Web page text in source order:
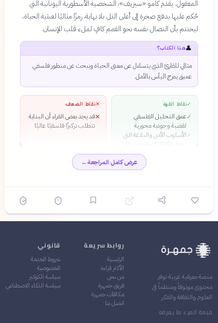
المعقول. يقدم كامو «سيزيف»، الشخصية الأسطورية اليونانية التي
حُكم عليها بدفع صخرة إلى أعلى التل بلا نهاية، رمزًا مثاليًا لعبثية الحياة،
ليختتم بأن النضال نفسه نحو القمم كافٍ لملء قلب الإنسان.
👤هذا الكتاب؟
مثالي للقارئ الذي يتساءل عن معنى الحياة ويبحث عن منظور فلسفي
عميق يمزج اليأس بالأمل.
✓نقاط القوة
✓عمق التحليل الفلسفي
لقضية وجودية محورية
✓الأسلوب الأدبي والبلاغة التي
تجعل الأفكار المعقدة سهلة
القدرة على إلهام القارئ
للتفكير في قيمة الوجود رغم
الفكر الفلسفي والأدبي
✕نقاط الضعف
✕قد يجد بعض القراء أن البداية
تتطلب تركيزًا فلسفيًا عاليًا
عرض كامل المراجعة←
منصة معرفية عربية توفر
محتوى موثوقاً ومنظماً في
العلوم والثقافة والفكر
قيمة المرء ما يعرفه
روابط سريعة
الرئيسية
الأكثر قراءة
من نحن
فريق جمهرة
مكافآت جمهرة
اتصل بنا
قانوني
شروط الخدمة
الخصوصية
سياسة الكوكيز
سياسة الذكاء الاصطناعي